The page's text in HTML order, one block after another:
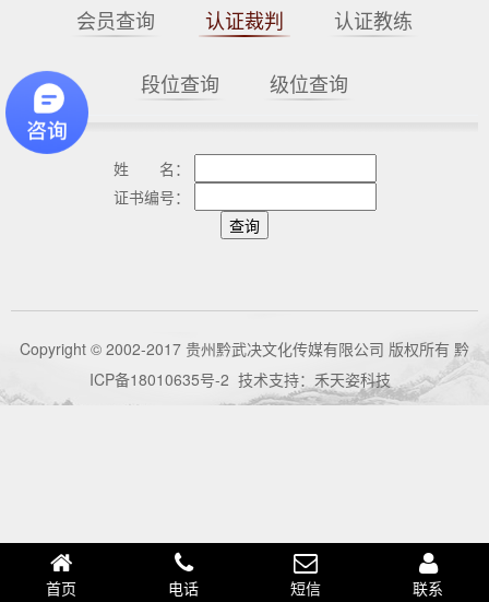
会员查询 认证裁判 认证教练
段位查询 级位查询
姓 名：
证书编号：
Copyright © 2002-2017 贵州黔武决文化传媒有限公司 版权所有 黔
ICP备18010635号-2 技术支持： 禾天姿科技
首页 电话 短信 联系